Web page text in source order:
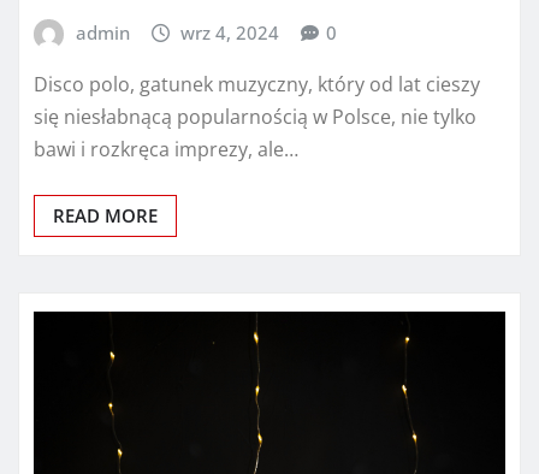
admin wrz 4, 2024 0
Disco polo, gatunek muzyczny, który od lat cieszy
się niesłabnącą popularnością w Polsce, nie tylko
bawi i rozkręca imprezy, ale…
READ MORE